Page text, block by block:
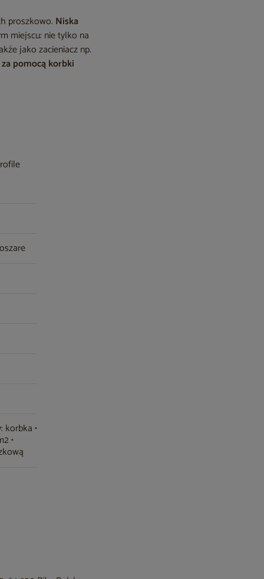
proszkowo. Niska
miejscu: nie tylko na
jako zacieniacz np.
za pomocą korbki
korbka •
•